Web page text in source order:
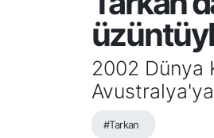
2002 Dünya
#Tarkan
Kültür ve Sanat
Bilim ve Teknoloji
Yazı Dizisi
Süper Lig Puan Durumu
Tüm Manşetler
Son Dakika Haberleri
Haber Arşivi